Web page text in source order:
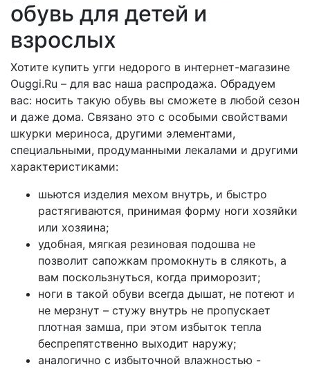
обувь для детей и
взрослых
Хотите купить угги недорого в интернет-магазине
Ouggi.Ru – для вас наша распродажа. Обрадуем
вас: носить такую обувь вы сможете в любой сезон
и даже дома. Связано это с особыми свойствами
шкурки мериноса, другими элементами,
специальными, продуманными лекалами и другими
характеристиками:
шьются изделия мехом внутрь, и быстро
растягиваются, принимая форму ноги хозяйки
или хозяина;
удобная, мягкая резиновая подошва не
позволит сапожкам промокнуть в слякоть, а
вам поскользнуться, когда приморозит;
ноги в такой обуви всегда дышат, не потеют и
не мерзнут – стужу внутрь не пропускает
плотная замша, при этом избыток тепла
беспрепятственно выходит наружу;
аналогично с избыточной влажностью -